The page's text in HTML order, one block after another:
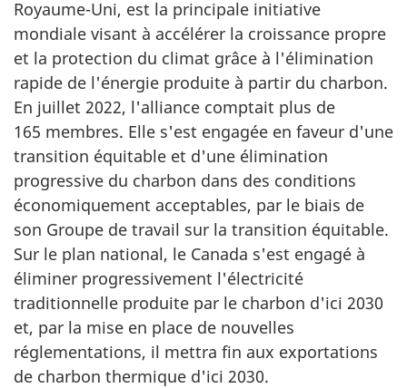
Royaume-Uni, est la principale initiative
mondiale visant à accélérer la croissance propre
et la protection du climat grâce à l'élimination
rapide de l'énergie produite à partir du charbon.
En juillet 2022, l'alliance comptait plus de
165 membres. Elle s'est engagée en faveur d'une
transition équitable et d'une élimination
progressive du charbon dans des conditions
économiquement acceptables, par le biais de
son Groupe de travail sur la transition équitable.
Sur le plan national, le Canada s'est engagé à
éliminer progressivement l'électricité
traditionnelle produite par le charbon d'ici 2030
et, par la mise en place de nouvelles
réglementations, il mettra fin aux exportations
de charbon thermique d'ici 2030.